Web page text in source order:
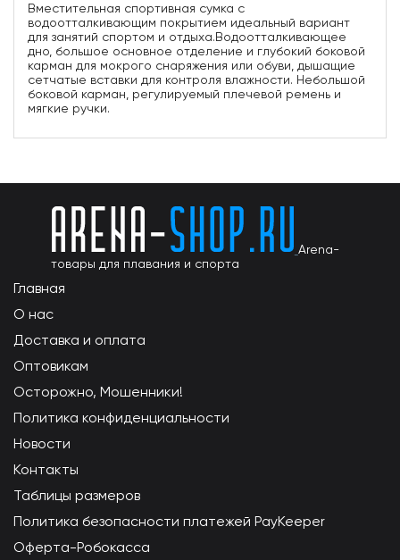
Вместительная спортивная сумка с
водоотталкивающим покрытием идеальный вариант
для занятий спортом и отдыха.Водоотталкивающее
дно, большое основное отделение и глубокий боковой
карман для мокрого снаряжения или обуви, дышащие
сетчатые вставки для контроля влажности. Небольшой
боковой карман, регулируемый плечевой ремень и
мягкие ручки.
Arena-
товары для плавания и спорта
Главная
О нас
Доставка и оплата
Оптовикам
Осторожно, Мошенники!
Политика конфиденциальности
Новости
Контакты
Таблицы размеров
Политика безопасности платежей PayKeeper
Оферта-Робокасса